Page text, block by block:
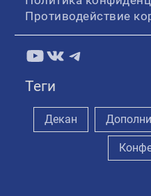
Противодействие
YouTube
ВКонтакте
Telegram
Теги
Декан